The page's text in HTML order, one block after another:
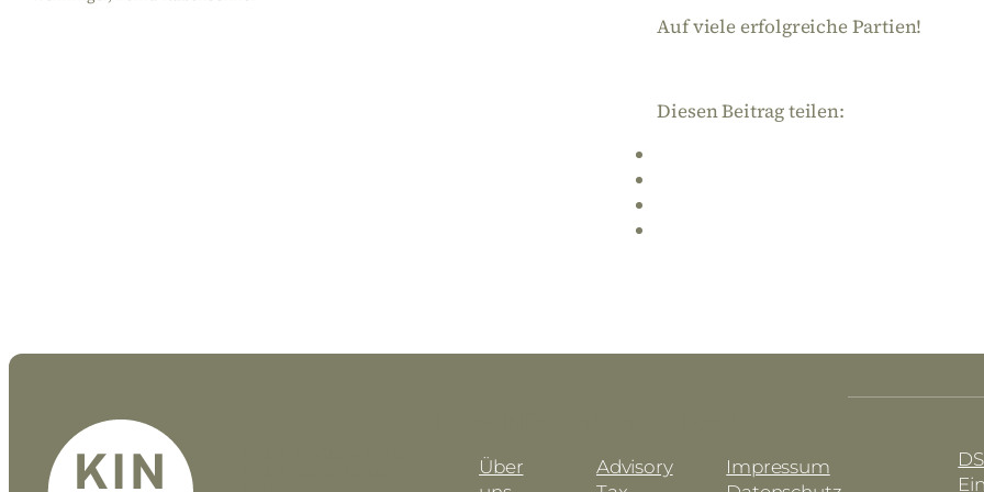
Auf viele erfolgreiche Partien!
Diesen Beitrag teilen:
Über
Advisory
Impressum